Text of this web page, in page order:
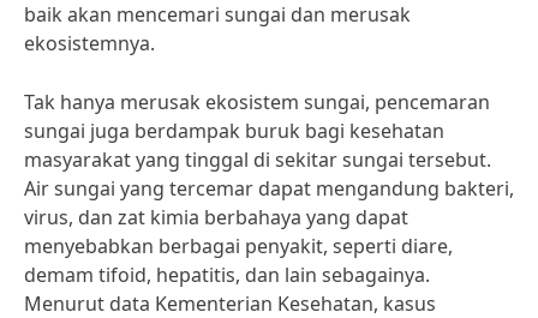
baik akan mencemari sungai dan merusak
ekosistemnya.
Tak hanya merusak ekosistem sungai, pencemaran
sungai juga berdampak buruk bagi kesehatan
masyarakat yang tinggal di sekitar sungai tersebut.
Air sungai yang tercemar dapat mengandung bakteri,
virus, dan zat kimia berbahaya yang dapat
menyebabkan berbagai penyakit, seperti diare,
demam tifoid, hepatitis, dan lain sebagainya.
Menurut data Kementerian Kesehatan, kasus